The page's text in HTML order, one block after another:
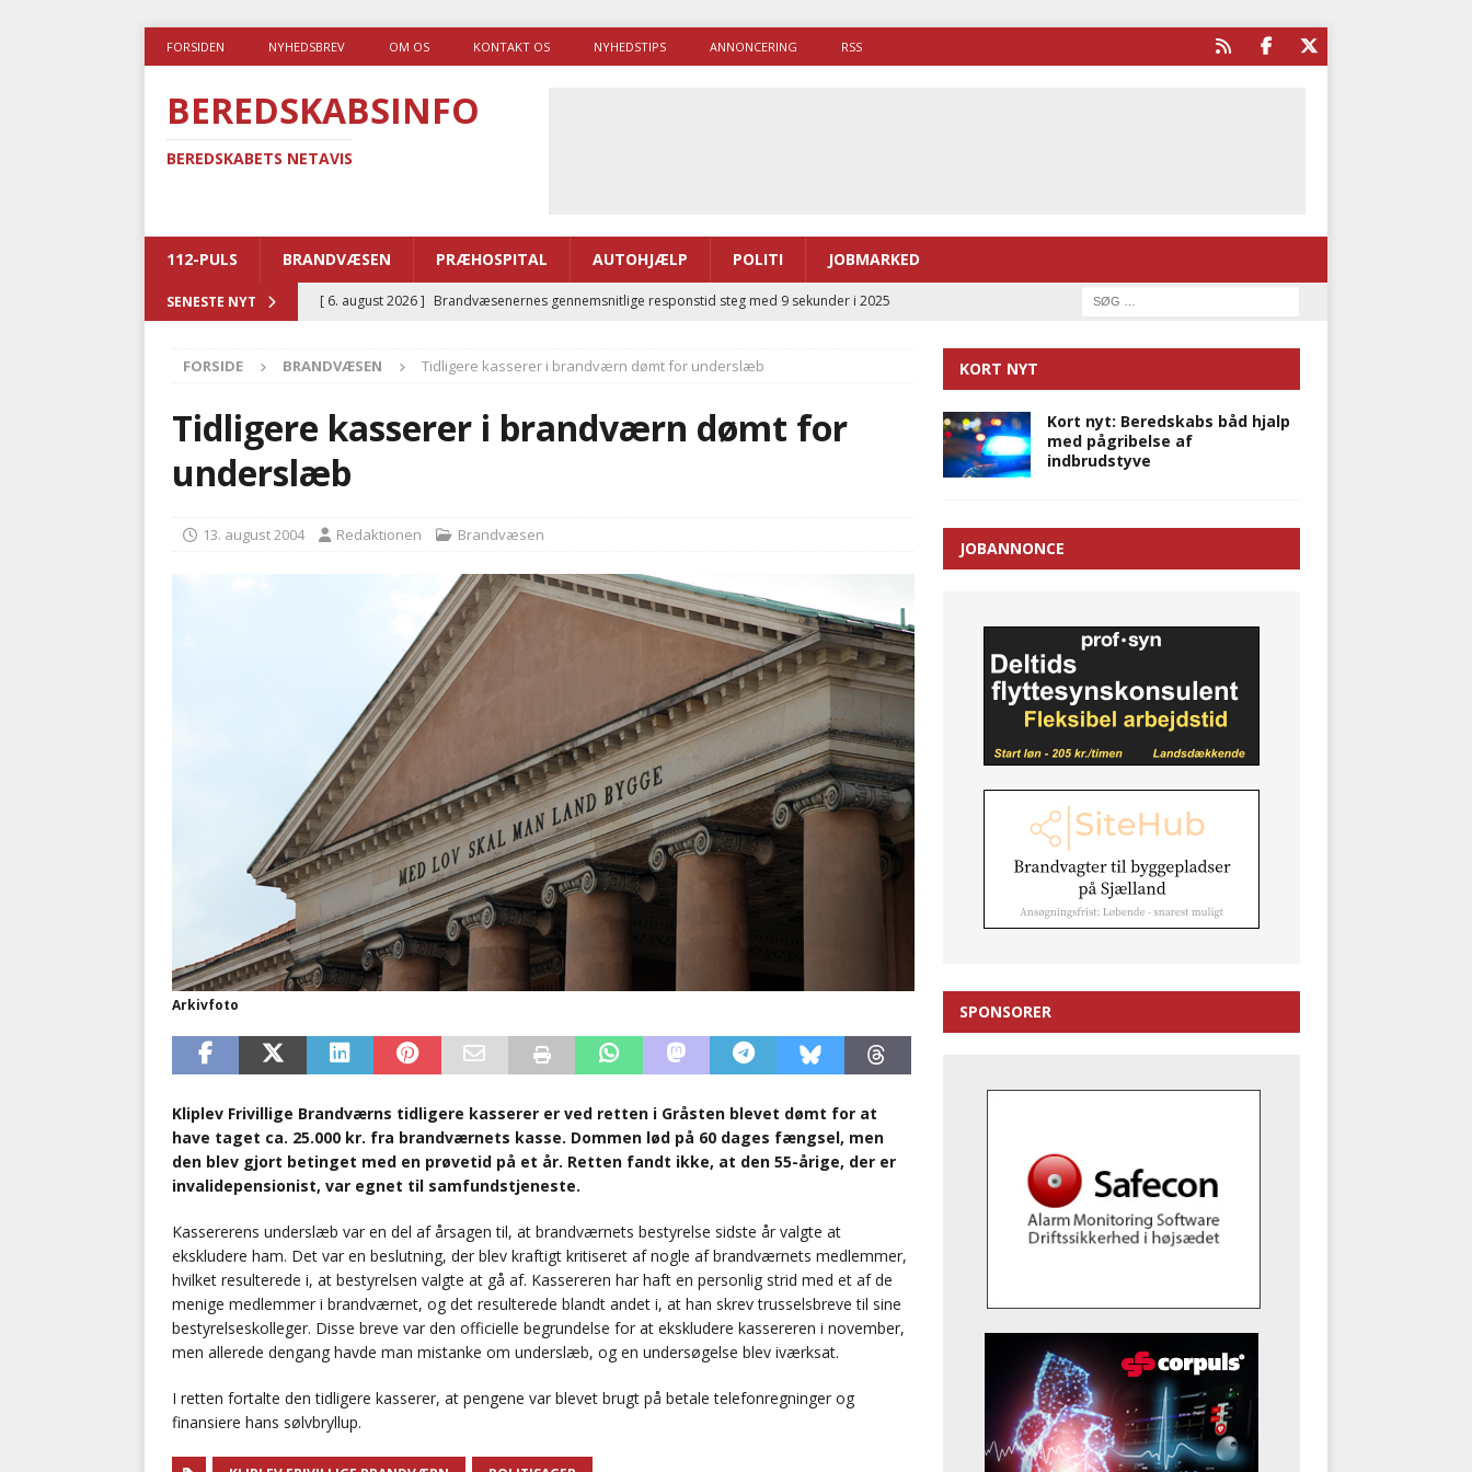
FORSIDEN NYHEDSBREV OM OS KONTAKT OS NYHEDSTIPS ANNONCERING RSS
BEREDSKABSINFO
BEREDSKABETS NETAVIS
112-PULS BRANDVÆSEN PRÆHOSPITAL AUTOHJÆLP POLITI JOBMARKED
SENESTE NYT [ 6. august 2026 ] Brandvæsenernes gennemsnitlige responstid steg med 9 sekunder i 2025
[ 5. august 2026 ] Advarer: Udløb af sygetransporttilladelser kan sende 400.000 kørsler over
i det offentlige
PRÆHOSPITAL
[ 4. august 2026 ]
BRANDVÆSEN
AUTOHJÆLP
FORSIDE BRANDVÆSEN Tidligere kasserer i brandværn dømt for underslæb
Tidligere kasserer i brandværn dømt for
underslæb
13. august 2004 Redaktionen Brandvæsen
Arkivfoto
Kliplev Frivillige Brandværns tidligere kasserer er ved retten i Gråsten blevet dømt for at
have taget ca. 25.000 kr. fra brandværnets kasse. Dommen lød på 60 dages fængsel, men
den blev gjort betinget med en prøvetid på et år. Retten fandt ikke, at den 55-årige, der er
invalidepensionist, var egnet til samfundstjeneste.
Kassererens underslæb var en del af årsagen til, at brandværnets bestyrelse sidste år valgte at
ekskludere ham. Det var en beslutning, der blev kraftigt kritiseret af nogle af brandværnets medlemmer,
hvilket resulterede i, at bestyrelsen valgte at gå af. Kassereren har haft en personlig strid med et af de
menige medlemmer i brandværnet, og det resulterede blandt andet i, at han skrev trusselsbreve til sine
bestyrelseskolleger. Disse breve var den officielle begrundelse for at ekskludere kassereren i november,
men allerede dengang havde man mistanke om underslæb, og en undersøgelse blev iværksat.
I retten fortalte den tidligere kasserer, at pengene var blevet brugt på betale telefonregninger og
finansiere hans sølvbryllup.
KORT NYT
Kort nyt: Beredskabs båd hjalp
med pågribelse af
indbrudstyve
JOBANNONCE
SPONSORER